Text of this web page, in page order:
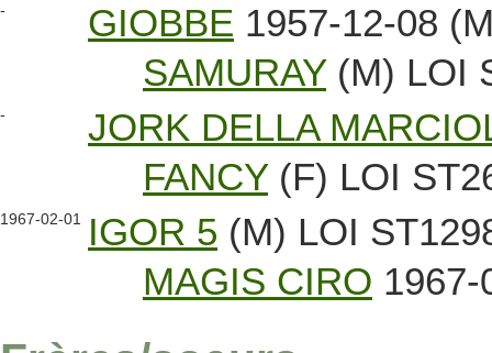
- GIOBBE 1957-12-08
SAMURAY(M) LOI
-
JORK DELLA
FANCY(F) LOI
1967-02-01 IGOR 5 (M) LOI
MAGIS CIRO